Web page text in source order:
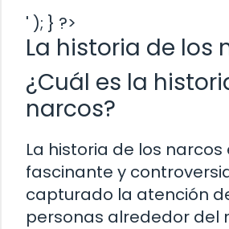
' ); } ?>
La historia de los
¿Cuál es la
narcos?
La historia de los
fascinante y
capturado la atención
personas alrededor del